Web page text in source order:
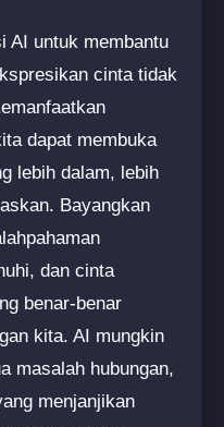
AI untuk membantu
cinta tidak
dapat membuka
lebih dalam, lebih
Bayangkan
dan cinta
benar-benar
kita. AI mungkin
masalah hubungan,
menjanjikan